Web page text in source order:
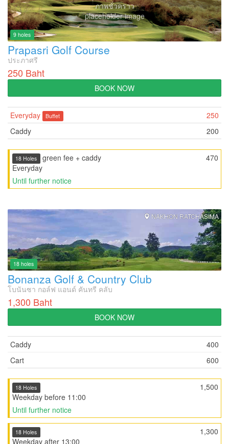
ภาพชั่วคราว
placeholder image
9 holes
Prapasri Golf Course
ประภาศรี
250 Baht
BOOK NOW
Everyday Buffet
250
Caddy
200
470
18 Holes green fee + caddy
Everyday
Until further notice
NAKHON RATCHASIMA
18 holes
Bonanza Golf & Country Club
โบนันซา กอล์ฟ แอนด์ คันทรี คลับ
1,300 Baht
BOOK NOW
Caddy
400
Cart
600
1,500
18 Holes
Weekday before 11:00
Until further notice
1,300
18 Holes
Weekday after 13:00